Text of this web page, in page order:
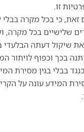
זו.
זאת, כי בכל מקרה
שלישיים בכל מקרה,
את שיקול דעתה
בכך וכפוף לויתור
בבלי בגין מסירת
המידע עונה על